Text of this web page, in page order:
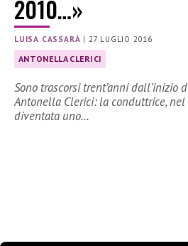
2010…»
LUISA CASSARÀ | 27 LUGLIO 2016
ANTONELLA CLERICI
Sono trascorsi trent’anni dall’inizio
Antonella Clerici: la conduttrice, nel
diventata uno…